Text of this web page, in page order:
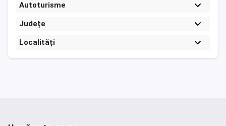
Autoturisme
Județe
Localități